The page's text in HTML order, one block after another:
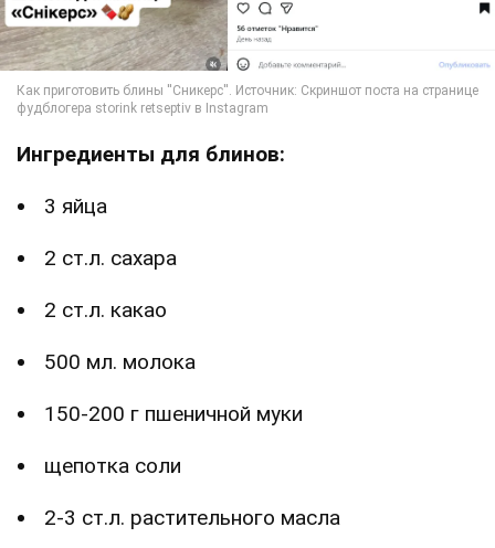
Ингредиенты для блинов:
3 яйца
2 ст.л. сахара
2 ст.л. какао
500 мл. молока
150-200 г пшеничной муки
щепотка соли
2-3 ст.л. растительного масла